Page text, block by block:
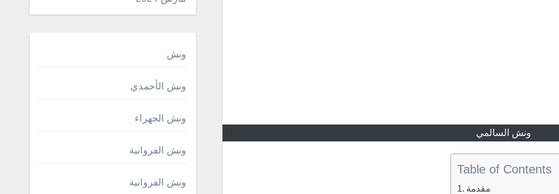
ونش السالمي
Table of Contents
مقدمة
ونش
ونش الأحمدي
ونش الجهراء
ونش الفروانية
ونش الفروانية